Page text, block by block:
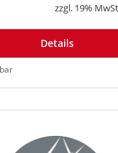
zzgl. 19%
Details